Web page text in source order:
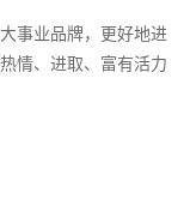
事业品牌，更好地进
情、进取、富有活力